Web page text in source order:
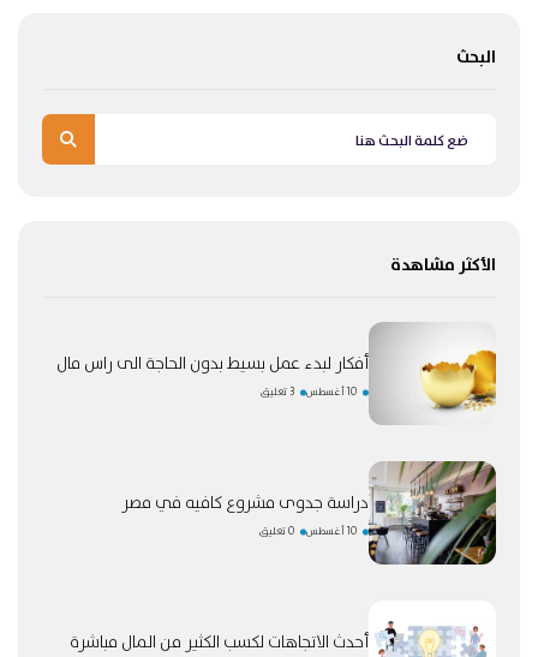
البحث
الأكثر مشاهدة
أفكار لبدء عمل بسيط بدون الحاجة الى راس مال
10 أغسطس 3 تعليق
دراسة جدوى مشروع كافيه في مصر
10 أغسطس 0 تعليق
أحدث الاتجاهات لكسب الكثير من المال مباشرة